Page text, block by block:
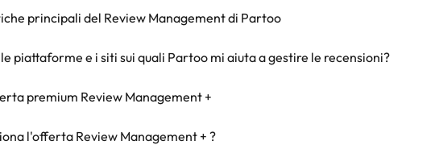
principali del Review Management di Partoo
piattaforme e i siti sui quali Partoo mi aiuta a gestire le recensioni?
premium Review Management +
l'offerta Review Management + ?